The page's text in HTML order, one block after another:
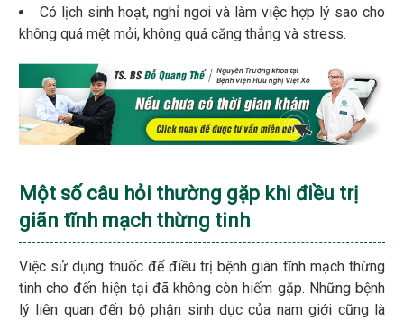
Có lịch sinh hoạt, nghỉ ngơi và làm việc hợp lý sao cho
không quá mệt mỏi, không quá căng thẳng và stress.
Một số câu hỏi thường gặp khi điều trị
giãn tĩnh mạch thừng tinh
Việc sử dụng thuốc để điều trị bệnh giãn tĩnh mạch thừng
tinh cho đến hiện tại đã không còn hiếm gặp. Những bệnh
lý liên quan đến bộ phận sinh dục của nam giới cũng là